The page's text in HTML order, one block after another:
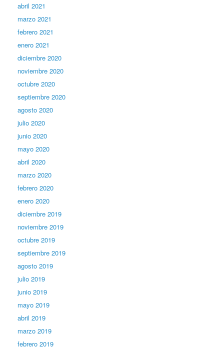
abril 2021
marzo 2021
febrero 2021
enero 2021
diciembre 2020
noviembre 2020
octubre 2020
septiembre 2020
agosto 2020
julio 2020
junio 2020
mayo 2020
abril 2020
marzo 2020
febrero 2020
enero 2020
diciembre 2019
noviembre 2019
octubre 2019
septiembre 2019
agosto 2019
julio 2019
junio 2019
mayo 2019
abril 2019
marzo 2019
febrero 2019